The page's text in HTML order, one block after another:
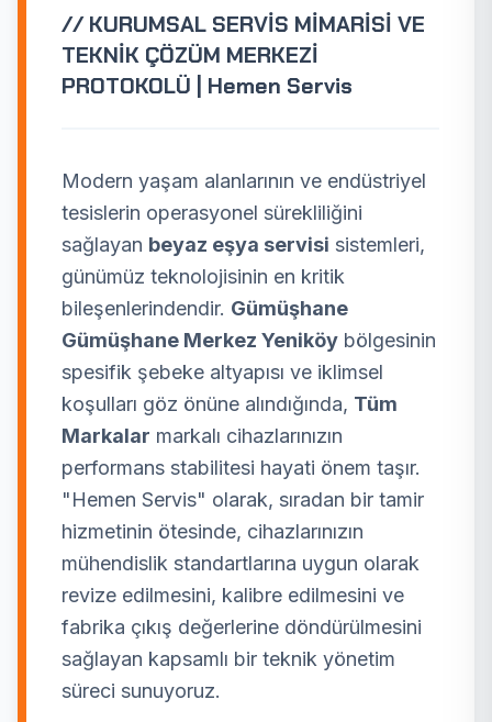
// KURUMSAL SERVİS MİMARİSİ VE
TEKNİK ÇÖZÜM MERKEZİ
PROTOKOLÜ | Hemen Servis
Modern yaşam alanlarının ve endüstriyel
tesislerin operasyonel sürekliliğini
sağlayan beyaz eşya servisi sistemleri,
günümüz teknolojisinin en kritik
bileşenlerindendir. Gümüşhane
Gümüşhane Merkez Yeniköy bölgesinin
spesifik şebeke altyapısı ve iklimsel
koşulları göz önüne alındığında, Tüm
Markalar markalı cihazlarınızın
performans stabilitesi hayati önem taşır.
"Hemen Servis" olarak, sıradan bir tamir
hizmetinin ötesinde, cihazlarınızın
mühendislik standartlarına uygun olarak
revize edilmesini, kalibre edilmesini ve
fabrika çıkış değerlerine döndürülmesini
sağlayan kapsamlı bir teknik yönetim
süreci sunuyoruz.